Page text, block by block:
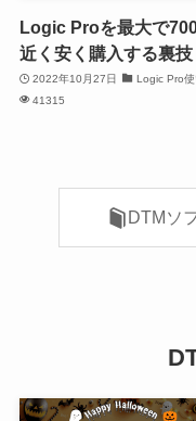
Logic Proを最大で
近く安く購入する裏技
2022年10月27日
Logic Pro
41315
DTMソ